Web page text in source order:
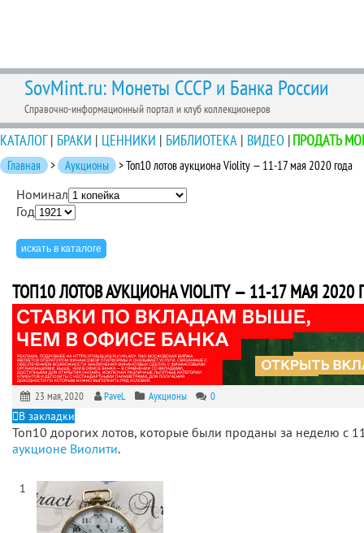
SovMint.ru: Монеты СССР и Банка России
Справочно-информационный портал и клуб коллекционеров
КАТАЛОГ| БРАКИ | ЦЕННИКИ | БИБЛИОТЕКА | ВИДЕО |ПРОДАТЬ
Главная > Аукционы > Топ10 лотов аукциона Violity — 11-17 мая 2020 года
Номинал
Год
ТОП10 ЛОТОВ АУКЦИОНА VIOLITY — 11-17 МАЯ 2020
23 мая, 2020 PaveL Аукционы 0
В закладки
Топ10 дорогих лотов, которые были проданы за неделю с
аукционе Виолити.
1